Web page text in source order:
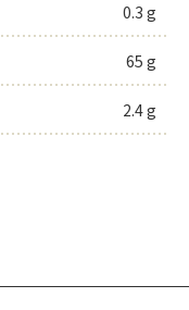
0.3 g
65 g
2.4 g